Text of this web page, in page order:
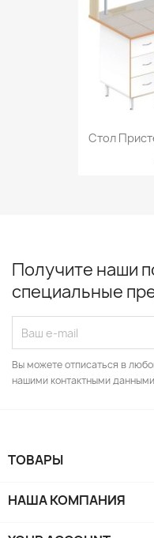
Стол
Получите наши
специальные
Вы можете отписаться в
нашими контактными
ТОВАРЫ
НАША КОМПАНИЯ